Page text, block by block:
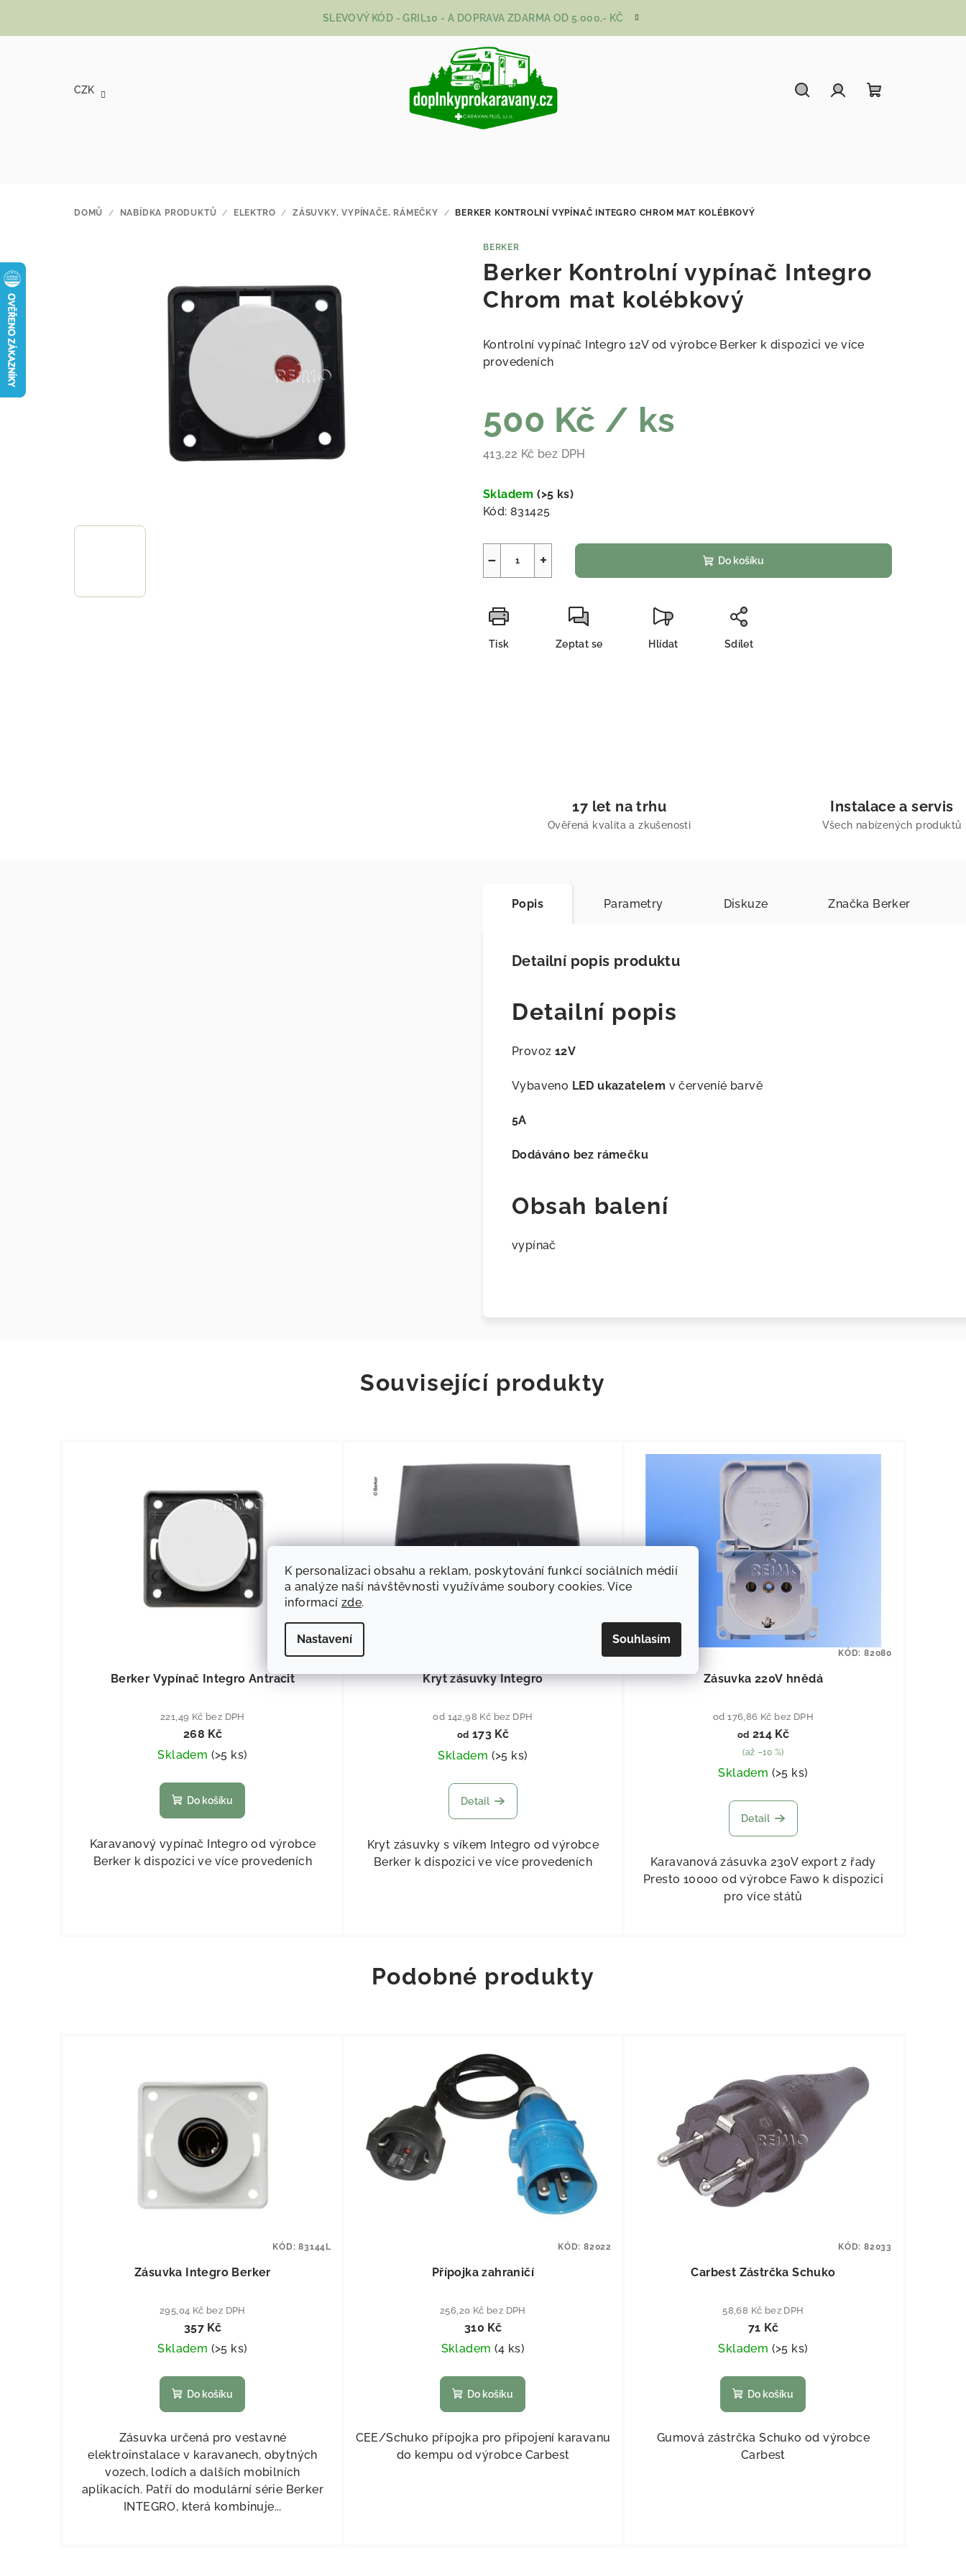
K personalizaci obsahu a reklam, poskytování funkcí sociálních médií
a analýze naší návštěvnosti využíváme soubory cookies. Více
informacízde.
Nastavení Souhlasím
SLEVOVÝ KÓD - GRIL10 - A DOPRAVA ZDARMA OD 5.000,- KČ
CZK
DOMŮ / NABÍDKA PRODUKTŮ / ELEKTRO / ZÁSUVKY, VYPÍNAČE, RÁMEČKY / BERKER KONTROLNÍ VYPÍNAČ INTEGRO CHROM MAT KOLÉBKOVÝ
BERKER
Berker Kontrolní vypínač Integro
Chrom mat kolébkový
Kontrolní vypínač Integro 12V od výrobce Berker k dispozici ve více
provedeních
500 Kč / ks
413,22 Kč bez DPH
Skladem(>5 ks)
Kód: 831425
+
− Do košíku
Tisk Zeptat se Hlídat Sdílet
17 let na trhu
Ověřená kvalita a zkušenosti
Instalace a servis
Všech nabízených produktů
Popis Parametry Diskuze Značka Berker
Detailní popis produktu
Detailní popis
Provoz 12V
Vybaveno LED ukazatelem v červeníé barvě
5A
Dodáváno bez rámečku
Obsah balení
vypínač
Související produkty
Berker Vypínač Integro Antracit
221,49 Kč bez DPH
268 Kč
Skladem (>5 ks)
Do košíku
Karavanový vypínač Integro od výrobce
Berker k dispozici ve více provedeních
KÓD:83140
Kryt zásuvky Integro
od 142,98 Kč bez DPH
od 173 Kč
Skladem (>5 ks)
Detail
Kryt zásuvky s víkem Integro od výrobce
Berker k dispozici ve více provedeních
83149
Zásuvka 220V hnědá
od 176,86 Kč bez DPH
od 214 Kč
(až –10 %)
Skladem (>5 ks)
Detail
Karavanová zásuvka 230V export z řady
Presto 10000 od výrobce Fawo k dispozici
pro více států
KÓD: 82080
Podobné produkty
Zásuvka Integro Berker
295,04 Kč bez DPH
357 Kč
Skladem (>5 ks)
Do košíku
Zásuvka určená pro vestavné
elektroinstalace v karavanech, obytných
vozech, lodích a dalších mobilních
aplikacích. Patří do modulární série Berker
INTEGRO, která kombinuje...
KÓD:83144L
Přípojka zahraničí
256,20 Kč bez DPH
310 Kč
Skladem (4 ks)
Do košíku
CEE/Schuko přípojka pro připojení karavanu
do kempu od výrobce Carbest
KÓD: 82022
Carbest Zástrčka Schuko
58,68 Kč bez DPH
71 Kč
Skladem (>5 ks)
Do košíku
Gumová zástrčka Schuko od výrobce
Carbest
KÓD: 82033